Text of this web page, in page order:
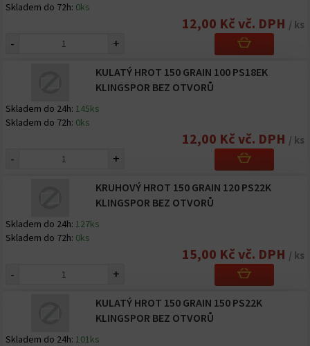
Skladem do 72h: 0ks
12,00 Kč vč. DPH / ks
- +
KULATÝ HROT 150 GRAIN 100 PS18EK
KLINGSPOR BEZ OTVORŮ
Skladem do 24h: 145ks
Skladem do 72h: 0ks
12,00 Kč vč. DPH / ks
- +
KRUHOVÝ HROT 150 GRAIN 120 PS22K
KLINGSPOR BEZ OTVORŮ
Skladem do 24h: 127ks
Skladem do 72h: 0ks
15,00 Kč vč. DPH / ks
- +
KULATÝ HROT 150 GRAIN 150 PS22K
KLINGSPOR BEZ OTVORŮ
Skladem do 24h: 101ks